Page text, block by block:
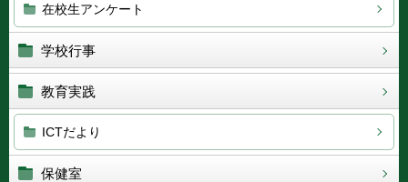
在校生アンケート
学校行事
教育実践
ICTだより
保健室